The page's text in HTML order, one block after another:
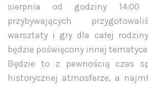
sierpnia od godziny
przybywających
warsztaty i gry dla całej
będzie poświęcony innej
Będzie to z pewnością czas
historycznej atmosferze, a